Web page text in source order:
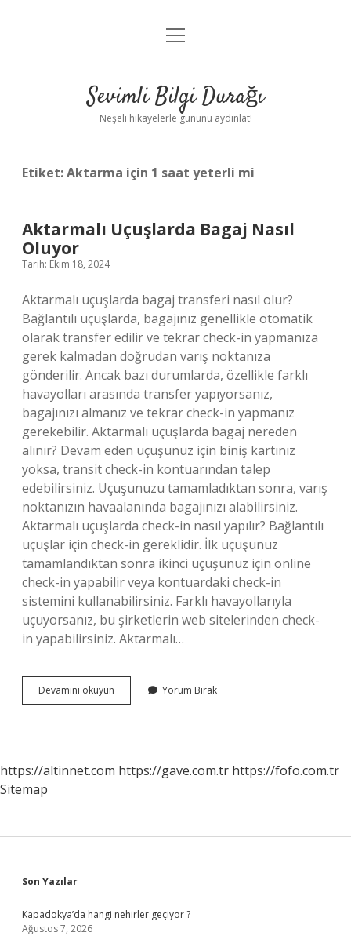
Anasayfa
Yasal Uyarı
menüyü
Sevimli Bilgi Durağı
Neşeli hikayelerle gününü aydınlat!
Etiket:Aktarma için 1 saat yeterli mi
Aktarmalı Uçuşlarda Bagaj Nasıl
Oluyor
Tarih: Ekim 18, 2024
Aktarmalı uçuşlarda bagaj transferi nasıl olur?
Bağlantılı uçuşlarda, bagajınız genellikle otomatik
olarak transfer edilir ve tekrar check-in yapmanıza
gerek kalmadan doğrudan varış noktanıza
gönderilir. Ancak bazı durumlarda, özellikle farklı
havayolları arasında transfer yapıyorsanız,
bagajınızı almanız ve tekrar check-in yapmanız
gerekebilir. Aktarmalı uçuşlarda bagaj nereden
alınır? Devam eden uçuşunuz için biniş kartınız
yoksa, transit check-in kontuarından talep
edebilirsiniz. Uçuşunuzu tamamladıktan sonra, varış
noktanızın havaalanında bagajınızı alabilirsiniz.
Aktarmalı uçuşlarda check-in nasıl yapılır? Bağlantılı
uçuşlar için check-in gereklidir. İlk uçuşunuz
tamamlandıktan sonra ikinci uçuşunuz için online
check-in yapabilir veya kontuardaki check-in
sistemini kullanabilirsiniz. Farklı havayollarıyla
uçuyorsanız, bu şirketlerin web sitelerinden check-
in yapabilirsiniz. Aktarmalı…
Devamını okuyun Aktarmalı
Uçuşlarda
Yorum Bırak
https://altinnet.com https://gave.com.tr https://fofo.com.tr
Sitemap
Sidebar
Son Yazılar
Kapadokya’da hangi nehirler geçiyor ?
Ağustos 7, 2026